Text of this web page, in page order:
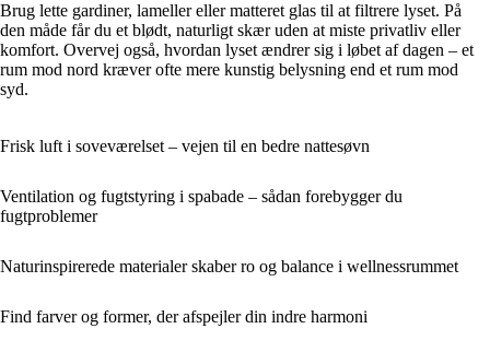
Brug lette gardiner, lameller eller matteret glas til at filtrere lyset. På
den måde får du et blødt, naturligt skær uden at miste privatliv eller
komfort. Overvej også, hvordan lyset ændrer sig i løbet af dagen – et
rum mod nord kræver ofte mere kunstig belysning end et rum mod
syd.
Frisk luft i soveværelset – vejen til en bedre nattesøvn
Ventilation og fugtstyring i spabade – sådan forebygger du
fugtproblemer
Naturinspirerede materialer skaber ro og balance i wellnessrummet
Find farver og former, der afspejler din indre harmoni